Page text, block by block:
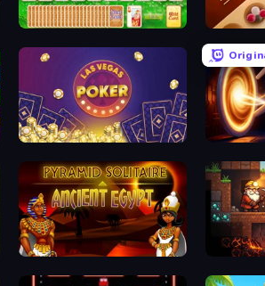
Magic Towers Solitaire Mancala
Las Vegas Poker Portal
Pyramid Solitaire Ancient Egypt Deep